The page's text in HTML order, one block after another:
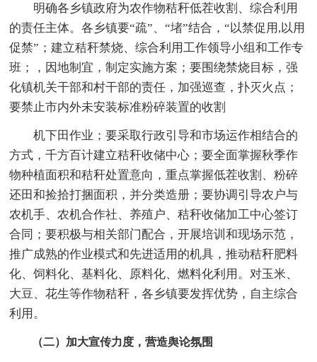
明确各乡镇政府为农作物秸秆低茬收割、综合利用
的责任主体。各乡镇要“疏”、“堵”结合，“以禁促用,以用
促禁”；建立秸秆禁烧、综合利用工作领导小组和工作专
班；，因地制宜，制定实施方案；要围绕禁烧目标，强
化镇机关干部和村干部的责任，加强巡查，扑灭火点；
要禁止市内外未安装标准粉碎装置的收割
机下田作业；要采取行政引导和市场运作相结合的
方式，千方百计建立秸秆收储中心；要全面掌握秋季作
物种植面积和秸秆处置意向，重点掌握低茬收割、粉碎
还田和捡拾打捆面积，并分类造册；要协调引导农户与
农机手、农机合作社、养殖户、秸秆收储加工中心签订
合同；要积极与相关部门配合，开展培训和现场示范，
推广成熟的作业模式和先进适用的机具，推动秸秆肥料
化、饲料化、基料化、原料化、燃料化利用。对玉米、
大豆、花生等作物秸秆，各乡镇要发挥优势，自主综合
利用。
（二）加大宣传力度，营造舆论氛围